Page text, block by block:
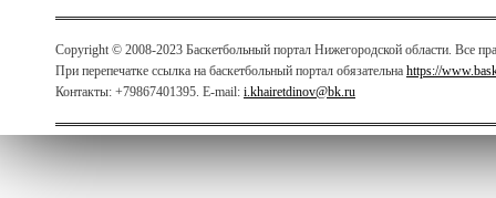
Copyright © 2008-2023 Баскетбольный портал Нижегородской области. Все
При перепечатке ссылка на баскетбольный портал обязательна https://
Контакты: +79867401395. E-mail: i.khairetdinov@bk.ru